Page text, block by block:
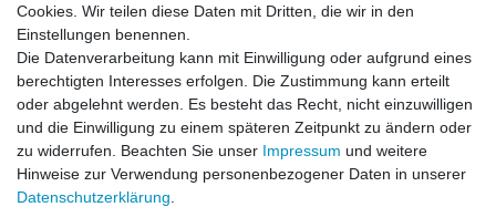
Daten­schutz­erklärung
Barrierefreiheitserklärung Widerrufs­recht
Vertrag widerrufen
Cookies. Wir teilen diese Daten mit Dritten, die wir in den
Einstellungen benennen.
Die Datenverarbeitung kann mit Einwilligung oder aufgrund eines
berechtigten Interesses erfolgen. Die Zustimmung kann erteilt
oder abgelehnt werden. Es besteht das Recht, nicht einzuwilligen
und die Einwilligung zu einem späteren Zeitpunkt zu ändern oder
zu widerrufen. Beachten Sie unser Impressum und weitere
Hinweise zur Verwendung personenbezogener Daten in unserer
Daten­schutz­erklärung